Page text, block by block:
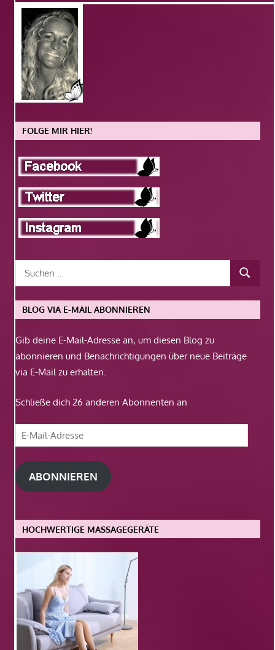
FOLGE MIR HIER!
BLOG VIA E-MAIL ABONNIEREN
Gib deine E-Mail-Adresse an, um diesen Blog zu
abonnieren und Benachrichtigungen über neue Beiträge
via E-Mail zu erhalten.
Schließe dich 26 anderen Abonnenten an
E-
Mail-
Adresse
ABONNIEREN
HOCHWERTIGE MASSAGEGERÄTE